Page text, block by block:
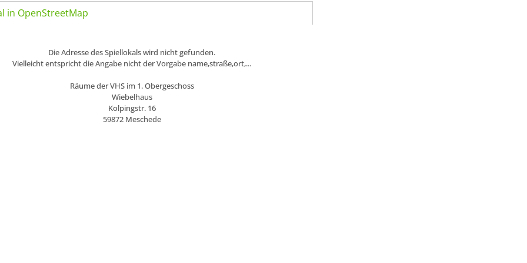
in OpenStreetMap
Die Adresse des Spiellokals wird nicht gefunden.
Vielleicht entspricht die Angabe nicht der Vorgabe name,straße,ort,...
Räume der VHS im 1. Obergeschoss
Wiebelhaus
Kolpingstr. 16
59872 Meschede